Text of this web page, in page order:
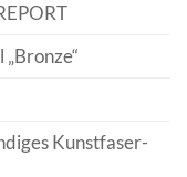
Kunstfaser-